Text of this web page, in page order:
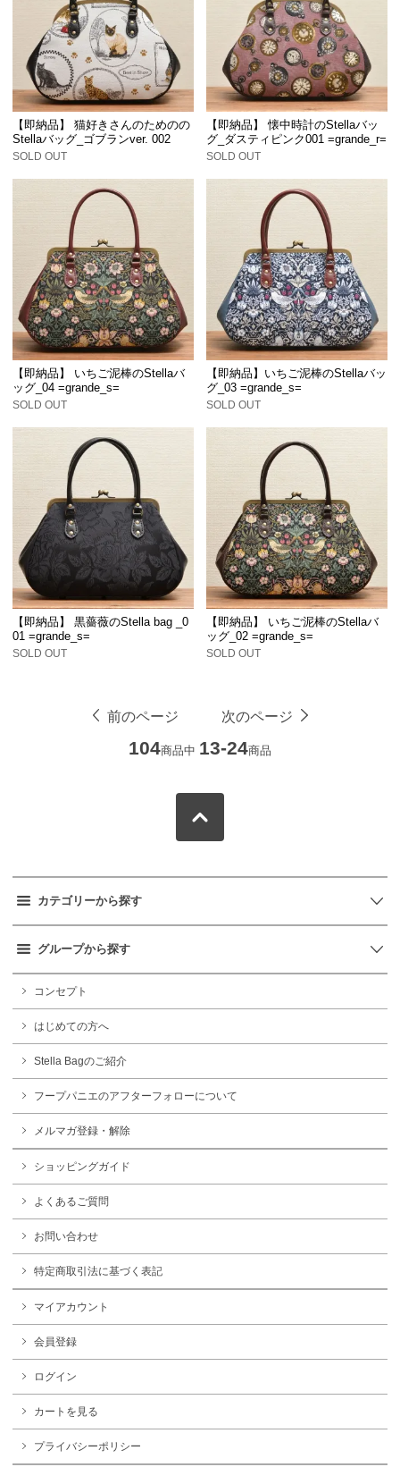
【即納品】 猫好きさんのためのの
Stellaバッグ_ゴブランver. 002
SOLD OUT
【即納品】 懐中時計のStellaバッ
グ_ダスティピンク001 =grande_r=
SOLD OUT
【即納品】 いちご泥棒のStellaバ
ッグ_04 =grande_s=
SOLD OUT
【即納品】いちご泥棒のStellaバッ
グ_03 =grande_s=
SOLD OUT
【即納品】 黒薔薇のStella bag _0
01 =grande_s=
SOLD OUT
【即納品】 いちご泥棒のStellaバ
ッグ_02 =grande_s=
SOLD OUT
前のページ 次のページ
104商品中 13-24商品
カテゴリーから探す
グループから探す
コンセプト
はじめての方へ
Stella Bagのご紹介
フープパニエのアフターフォローについて
メルマガ登録・解除
ショッピングガイド
よくあるご質問
お問い合わせ
特定商取引法に基づく表記
マイアカウント
会員登録
ログイン
カートを見る
プライバシーポリシー